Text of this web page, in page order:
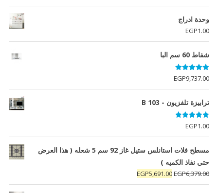
وحدة ادراج
EGP1.00
شفاط 60 سم البا
تم التقييم
5.00 من 5EGP9,737.00
ترابيزة تلفزيون - B 103
تم التقييم
5.00
من 5
EGP1.00
مسطح فلات استانلس ستيل غاز 92 سم 5 شعله ( هذا العرض
حتي نفاذ الكميه )
EGP6,379.00
السعر
الأصلي
EGP5,691.00
السعر
الحالي